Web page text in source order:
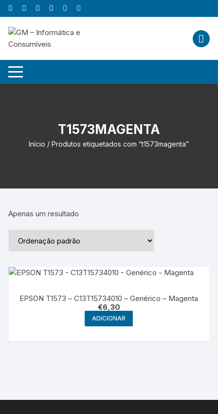
Skip
to
content
T1573MAGENTA
Início / Produtos etiquetados com “t1573magenta”
Apenas um resultado
EPSON T1573 – C13T15734010 – Genérico – Magenta
€6,30
ADICIONAR